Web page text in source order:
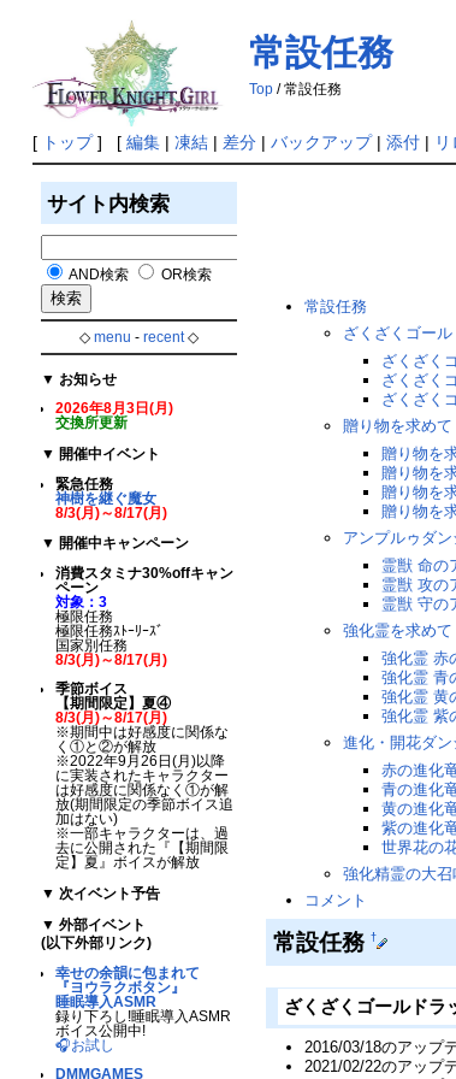
常設任務
Top/ 常設任務
[ トップ] [ 編集| 凍結| 差分| バックアップ| 添付|
サイト内検索
AND検索 OR検索
◇menu -recent◇
▼ お知らせ
2026年8月3日(月)
交換所更新
▼ 開催中イベント
緊急任務
神樹を継ぐ魔女
8/3(月)～8/17(月)
▼ 開催中キャンペーン
消費スタミナ30%offキャン
ペーン
対象：3
極限任務
極限任務ｽﾄｰﾘｰｽﾞ
国家別任務
8/3(月)～8/17(月)
季節ボイス
【期間限定】夏④
8/3(月)～8/17(月)
※期間中は好感度に関係な
く①と②が解放
※2022年9月26日(月)以降
に実装されたキャラクター
は好感度に関係なく①が解
放(期間限定の季節ボイス追
加はない)
※一部キャラクターは、過
去に公開された『【期間限
定】夏』ボイスが解放
▼ 次イベント予告
▼ 外部イベント
(以下外部リンク)
幸せの余韻に包まれて
『ヨウラクボタン』
睡眠導入ASMR
録り下ろし!睡眠導入ASMR
ボイス公開中!
🎧お試し
DMMGAMES
常設任務
ざくざくゴール
ざくざく
ざくざく
ざくざく
贈り物を求めて
贈り物を
贈り物を
贈り物を
贈り物を
アンプルゥダン
霊獣 命の
霊獣 攻の
霊獣 守の
強化霊を求めて
強化霊 赤
強化霊 青
強化霊 黄
強化霊 紫
進化・開花ダン
赤の進化
青の進化
黄の進化
紫の進化
世界花の
強化精霊の大召
コメント
常設任務†
ざくざくゴールドラ
2016/03/18のアップ
2021/02/22のアップ